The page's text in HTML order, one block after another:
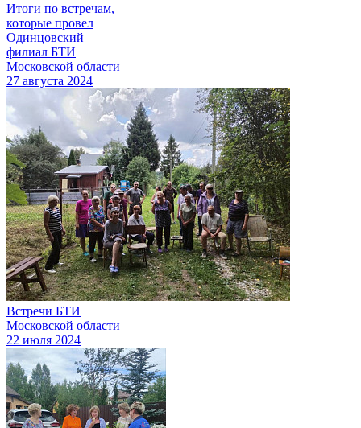
Итоги по встречам,
которые провел
Одинцовский
филиал БТИ
Московской области
27 августа 2024
Встречи БТИ
Московской области
22 июля 2024